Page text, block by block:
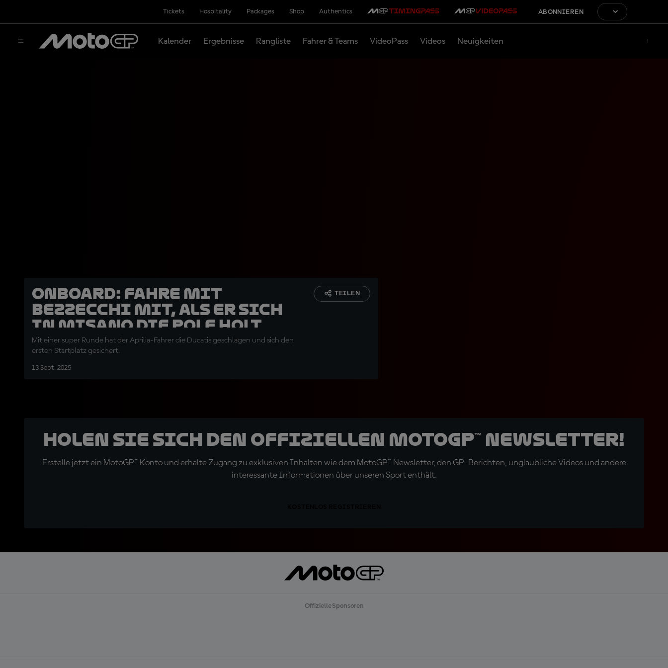
Tickets Hospitality Packages Shop Authentics ABONNIEREN
Kalender Ergebnisse Rangliste Fahrer & Teams VideoPass Videos Neuigkeiten
OnBoard: Fahre mit
Bezzecchi mit, als er sich
in Misano die Pole holt
Mit einer super Runde hat der Aprilia-Fahrer die Ducatis geschlagen und sich den
ersten Startplatz gesichert.
13 Sept. 2025
TEILEN
Holen Sie sich den offiziellen MotoGP™ Newsletter!
Erstelle jetzt ein MotoGP™-Konto und erhalte Zugang zu exklusiven Inhalten wie dem MotoGP™-Newsletter, den GP-Berichten, unglaubliche Videos und andere
interessante Informationen über unseren Sport enthält.
Offizielle Sponsoren